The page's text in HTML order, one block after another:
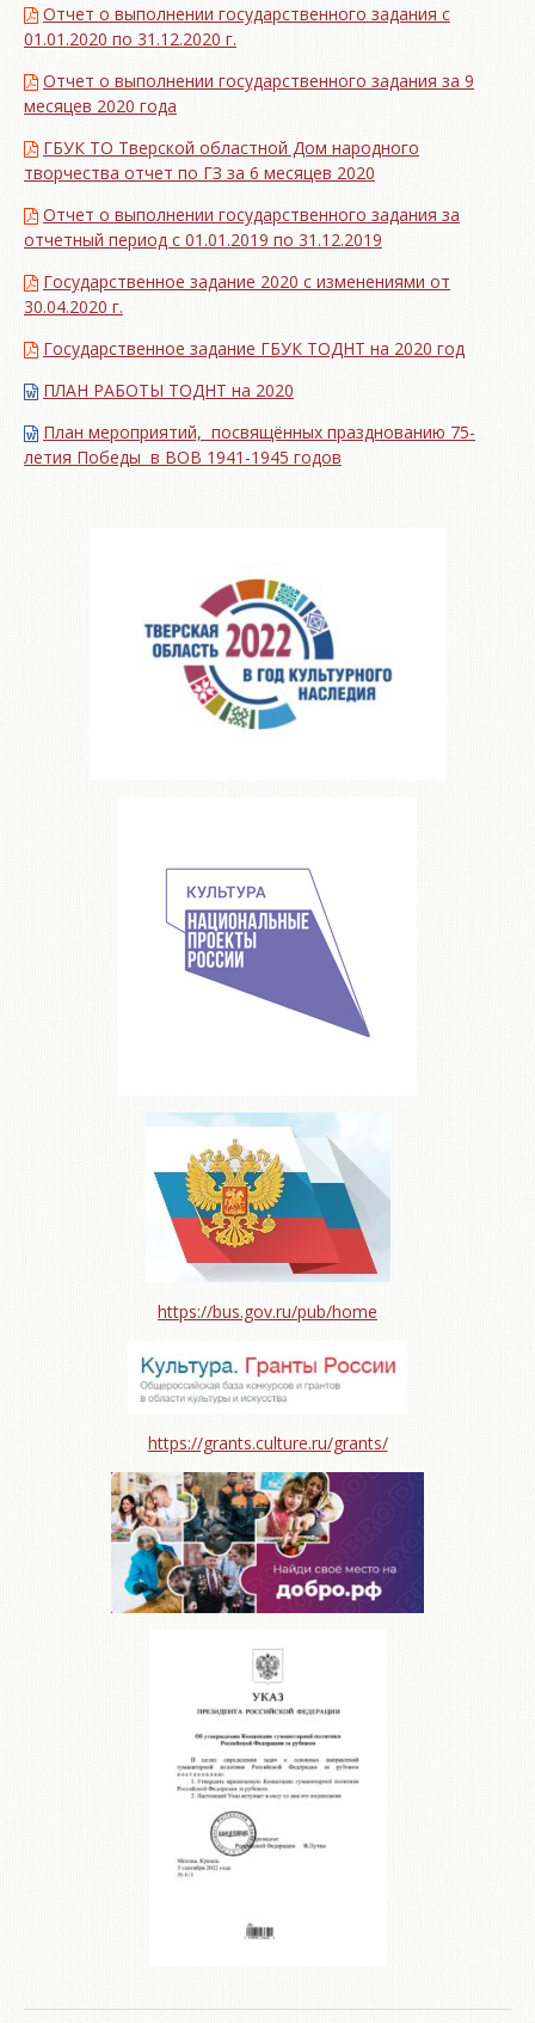
Отчет о выполнении государственного задания с
01.01.2020 по 31.12.2020 г.
Отчет о выполнении государственного задания за 9
месяцев 2020 года
ГБУК ТО Тверской областной Дом народного
творчества отчет по ГЗ за 6 месяцев 2020
Отчет о выполнении государственного задания за
отчетный период с 01.01.2019 по 31.12.2019
Государственное задание 2020 с изменениями от
30.04.2020 г.
Государственное задание ГБУК ТОДНТ на 2020 год
ПЛАН РАБОТЫ ТОДНТ на 2020
План мероприятий, посвящённых празднованию 75-
летия Победы в ВОВ 1941-1945 годов
https://bus.gov.ru/pub/home
https://grants.culture.ru/grants/